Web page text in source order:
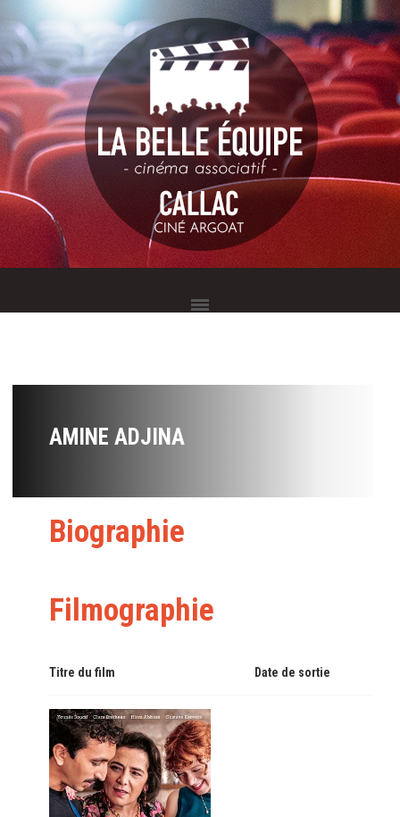
AMINE ADJINA
Biographie
Filmographie
Titre du film Date de sortie